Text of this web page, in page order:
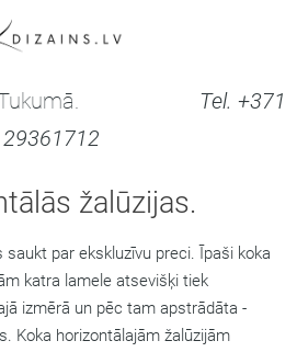
Tel. +371
29361712
žalūzijas.
saukt par ekskluzīvu preci. Īpaši koka
katra lamele atsevišķi tiek
izmērā un pēc tam apstrādāta -
Koka horizontālajām žalūzijām